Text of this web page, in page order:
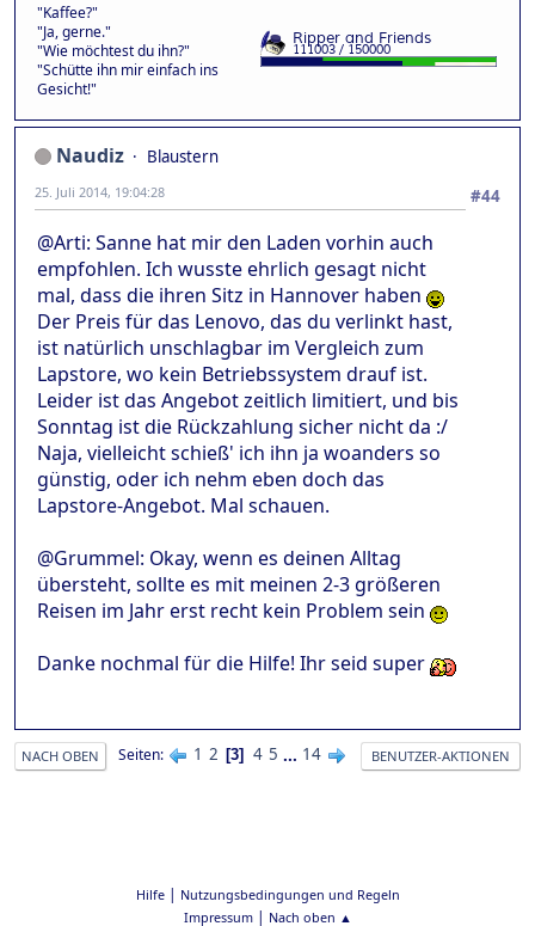
"Kaffee?"
"Ja, gerne."
"Wie möchtest du ihn?"
"Schütte ihn mir einfach ins
Gesicht!"
Naudiz
Blaustern
#44
25. Juli 2014, 19:04:28
@Arti: Sanne hat mir den Laden vorhin auch
empfohlen. Ich wusste ehrlich gesagt nicht
mal, dass die ihren Sitz in Hannover haben
Der Preis für das Lenovo, das du verlinkt hast,
ist natürlich unschlagbar im Vergleich zum
Lapstore, wo kein Betriebssystem drauf ist.
Leider ist das Angebot zeitlich limitiert, und bis
Sonntag ist die Rückzahlung sicher nicht da :/
Naja, vielleicht schieß' ich ihn ja woanders so
günstig, oder ich nehm eben doch das
Lapstore-Angebot. Mal schauen.
@Grummel: Okay, wenn es deinen Alltag
übersteht, sollte es mit meinen 2-3 größeren
Reisen im Jahr erst recht kein Problem sein
Danke nochmal für die Hilfe! Ihr seid super
NACH OBEN Seiten 1 2 3 4 5 ... 14 BENUTZER-AKTIONEN
Hilfe| Nutzungsbedingungen und Regeln
Impressum| Nach oben ▲